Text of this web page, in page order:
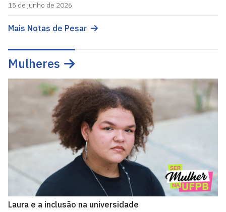
15 de junho de 2026
Mais Notas de Pesar
Mulheres
Laura e a inclusão na universidade